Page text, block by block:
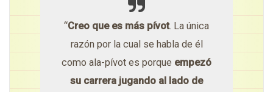
“Creo que es más pívot. La única
razón por la cual se habla de él
como ala-pívot es porque empezó
su carrera jugando al lado de